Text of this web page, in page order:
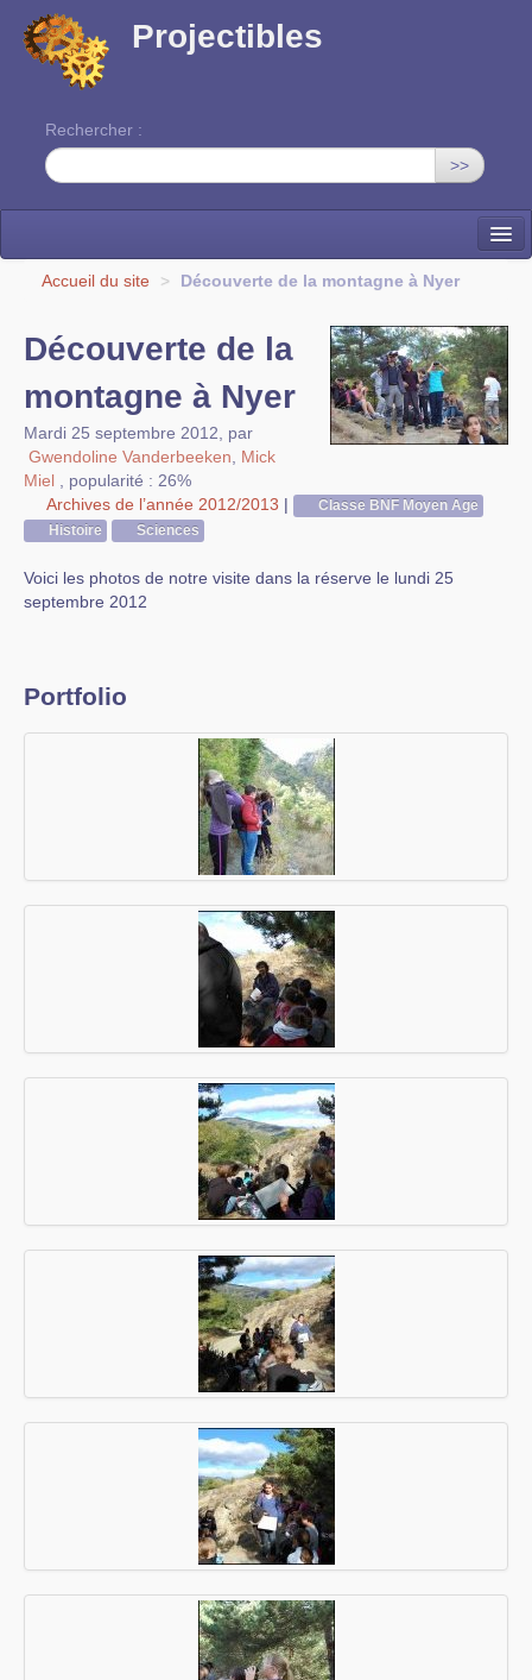
Projectibles
Rechercher :
>>
La ruche
Accueil du site > Découverte de la montagne à Nyer
Découverte de la
montagne à Nyer
Mardi 25 septembre 2012
par
Gwendoline Vanderbeeken
Mick
Miel
popularité : 26%
Archives de l’année 2012/2013 |
Classe BNF Moyen Age
Histoire
Sciences
Voici les photos de notre visite dans la réserve le lundi 25
septembre 2012
Portfolio